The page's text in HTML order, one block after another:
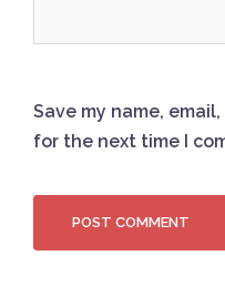
Save my name,
for the next time I